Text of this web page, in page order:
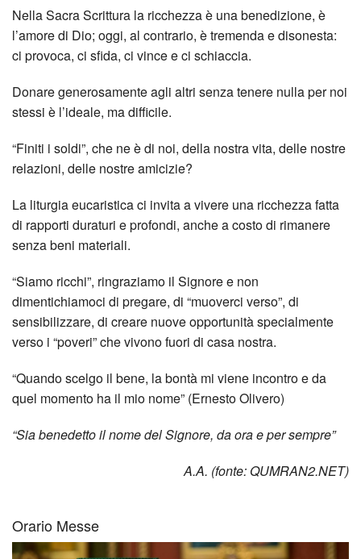
Nella Sacra Scrittura la ricchezza è una benedizione, è
l’amore di Dio; oggi, al contrario, è tremenda e disonesta:
ci provoca, ci sfida, ci vince e ci schiaccia.
Donare generosamente agli altri senza tenere nulla per noi
stessi è l’ideale, ma difficile.
“Finiti i soldi”, che ne è di noi, della nostra vita, delle nostre
relazioni, delle nostre amicizie?
La liturgia eucaristica ci invita a vivere una ricchezza fatta
di rapporti duraturi e profondi, anche a costo di rimanere
senza beni materiali.
“Siamo ricchi”, ringraziamo il Signore e non
dimentichiamoci di pregare, di “muoverci verso”, di
sensibilizzare, di creare nuove opportunità specialmente
verso i “poveri” che vivono fuori di casa nostra.
“Quando scelgo il bene, la bontà mi viene incontro e da
quel momento ha il mio nome” (Ernesto Olivero)
“Sia benedetto il nome del Signore, da ora e per sempre”
A.A. (fonte: QUMRAN2.NET)
Orario Messe